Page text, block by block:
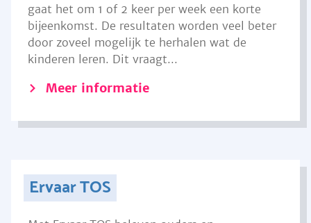
gaat het om 1 of 2 keer per week een korte
bijeenkomst. De resultaten worden veel beter
door zoveel mogelijk te herhalen wat de
kinderen leren. Dit vraagt...
Meer informatie
Ervaar TOS